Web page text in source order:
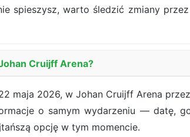
spieszysz, warto śledzić zmiany
Cruijff Arena?
maja 2026, w Johan Cruijff Arena
o samym wydarzeniu — datę,
opcję w tym momencie.